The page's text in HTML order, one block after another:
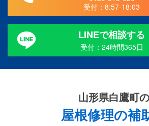
受付：8:57-18:03
LINEで相談する
受付：24時間365日
山形県白鷹町の
屋根修理の補